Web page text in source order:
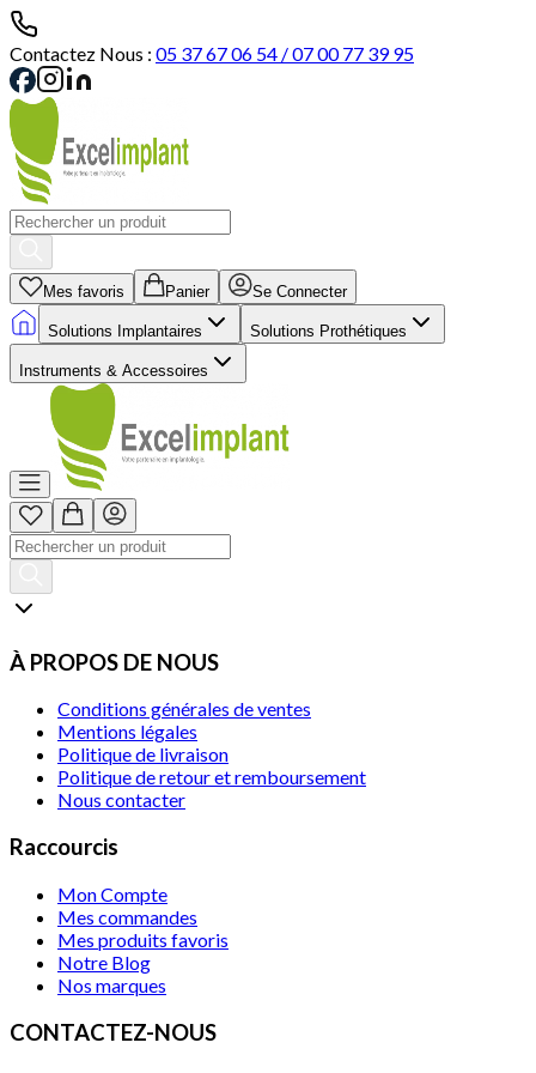
Contactez Nous : 05 37 67 06 54 / 07 00 77 39 95
Mes favoris Panier Se Connecter
Solutions Implantaires Solutions Prothétiques
Instruments & Accessoires
À PROPOS DE NOUS
Conditions générales de ventes
Mentions légales
Politique de livraison
Politique de retour et remboursement
Nous contacter
Raccourcis
Mon Compte
Mes commandes
Mes produits favoris
Notre Blog
Nos marques
CONTACTEZ-NOUS